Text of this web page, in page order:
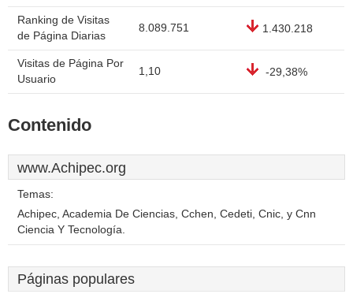
Ranking de Visitas
de Página Diarias
8.089.751 1.430.218
Visitas de Página Por
Usuario
1,10 -29,38%
Contenido
www.Achipec.org
Temas:
Achipec, Academia De Ciencias, Cchen, Cedeti, Cnic, y Cnn
Ciencia Y Tecnología.
Páginas populares